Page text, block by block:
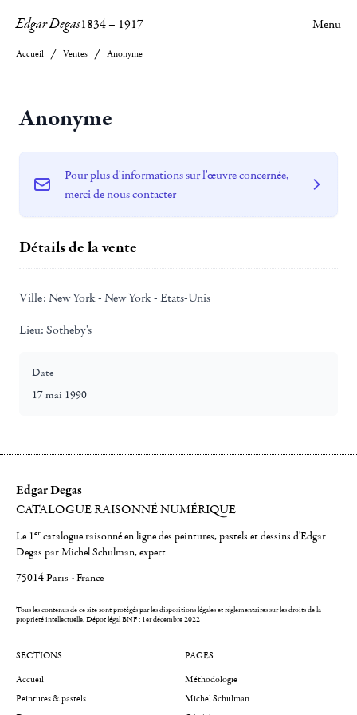
Edgar Degas1834– 1917 Menu
Accueil Ventes Anonyme
Anonyme
Pour plus d'informations sur l'œuvre concernée,
merci de nous contacter
Détails de la vente
Ville: New York - New York - Etats-Unis
Lieu: Sotheby's
Date
17 mai 1990
Edgar Degas
CATALOGUE RAISONNÉ NUMÉRIQUE
Le 1er catalogue raisonné en ligne des peintures, pastels et dessins d'Edgar
Degas par Michel Schulman, expert
75014 Paris - France
Tous les contenus de ce site sont protégés par les dispositions légales et réglementaires sur les droits de la
propriété intellectuelle.Dépot légal BNF : 1er décembre 2022
SECTIONS
Accueil
Peintures & pastels
PAGES
Méthodologie
Michel Schulman